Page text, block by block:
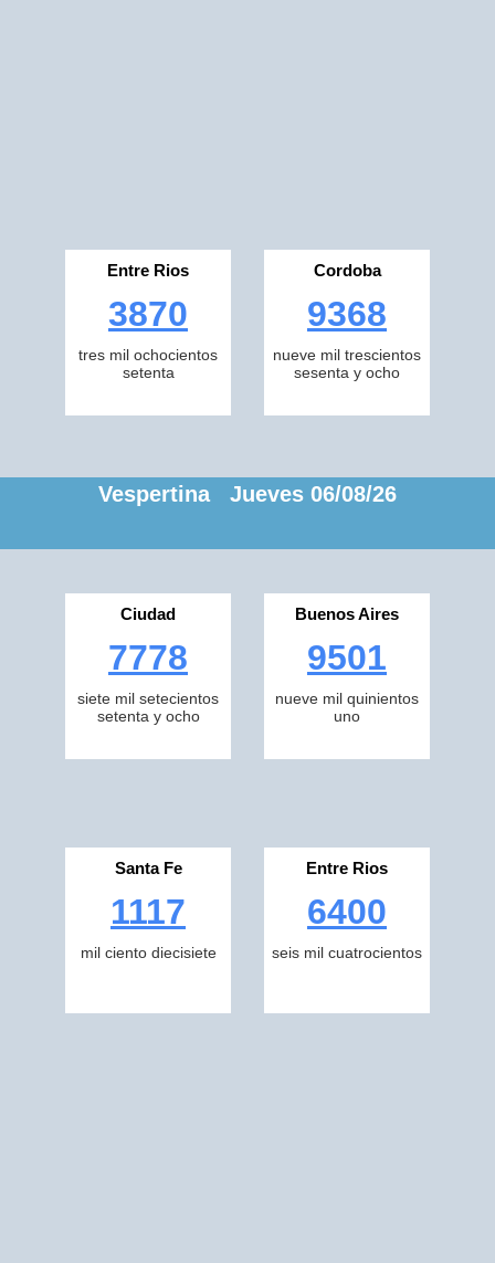
Entre Rios
3870
tres mil ochocientos
setenta
Cordoba
9368
nueve mil trescientos
sesenta y ocho
Vespertina Jueves 06/08/26
Ciudad
7778
siete mil setecientos
setenta y ocho
Buenos Aires
9501
nueve mil quinientos
uno
Santa Fe
1117
mil ciento diecisiete
Entre Rios
6400
seis mil cuatrocientos